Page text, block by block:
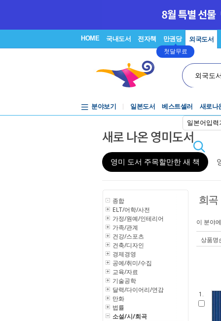
HOME 국내도서 전자책 만권당
첫달무료
외국도서
외국도
일본어입력
분야보기 일본도서 베스트셀러 새로나
새로 나온 영미도서
영미 도서 주목할만한 새 책
종합
ELT/어학/사전
가정/원예/인테리어
가족/관계
건강/스포츠
건축/디자인
경제경영
공예/취미/수집
교육/자료
기술공학
달력/다이어리/연감
만화
법률
소설/시/희곡
희곡
이 분야
상품명
1.